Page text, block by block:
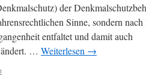
der
Sinne, sondern
entfaltet und damit auch
ändert. … Weiterlesen →